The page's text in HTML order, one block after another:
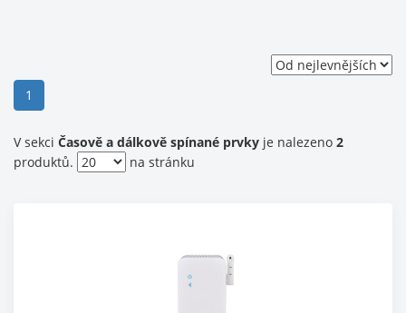
1
V sekci Časově a dálkově spínané prvky je nalezeno 2
produktů.
na stránku